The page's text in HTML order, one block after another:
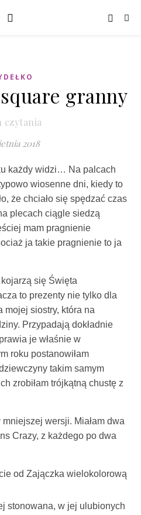
granny
czytania
2018
każdy widzi… Na palcach
wiosenne dni, kiedy to
że chciało się spędzać czas
plecach ciągle siedzą
mam pragnienie
ja takie pragnienie to ja
się Święta
to prezenty nie tylko dla
mojej siostry, która na
Przypadają dokładnie
je właśnie w
roku postanowiłam
takim samym
zrobiłam trójkątną chustę z
wersji. Miałam dwa
Crazy, z każdego po dwa
od Zajączka wielokolorową
stonowana, w jej ulubionych